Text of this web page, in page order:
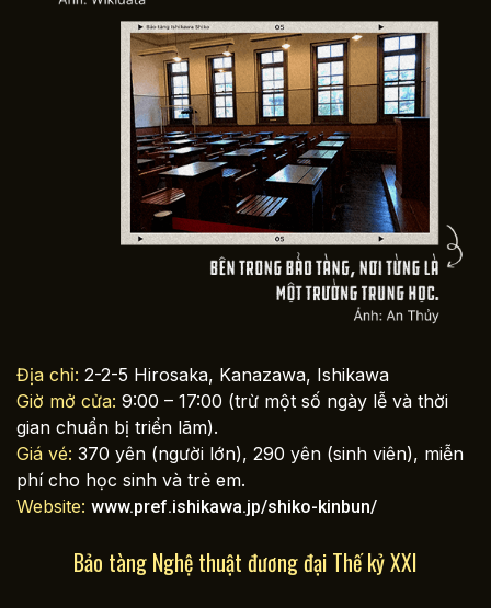
Địa chỉ: 2-2-5 Hirosaka, Kanazawa, Ishikawa
Giờ mở cửa: 9:00 – 17:00 (trừ một số ngày lễ và thời
gian chuẩn bị triển lãm).
Giá vé: 370 yên (người lớn), 290 yên (sinh viên), miễn
phí cho học sinh và trẻ em.
Website: www.pref.ishikawa.jp/shiko-kinbun/
Bảo tàng Nghệ thuật đương đại Thế kỷ XXI